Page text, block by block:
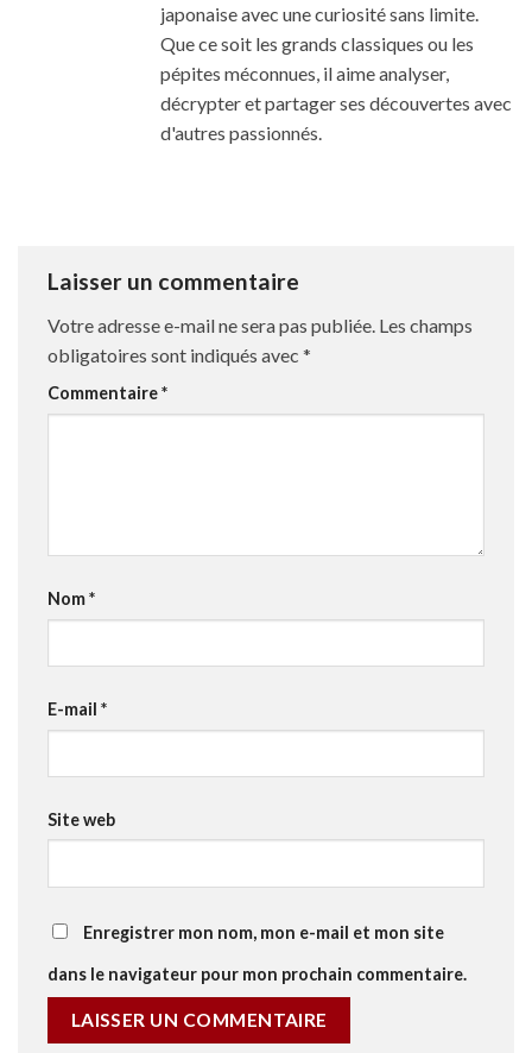
japonaise avec une curiosité sans limite.
Que ce soit les grands classiques ou les
pépites méconnues, il aime analyser,
décrypter et partager ses découvertes avec
d'autres passionnés.
Laisser un commentaire
Votre adresse e-mail ne sera pas publiée. Les champs
obligatoires sont indiqués avec *
Commentaire*
Nom*
E-mail *
Site web
Enregistrer mon nom, mon e-mail et mon site
dans le navigateur pour mon prochain commentaire.